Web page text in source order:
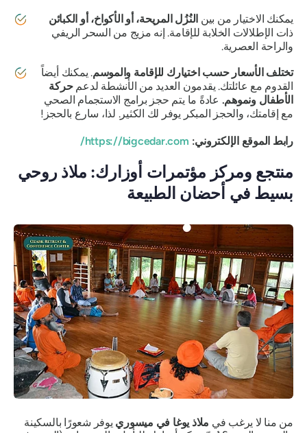
يمكنك الاختيار من بينالنُزُل المريحة، أو الأكواخ، أو الكبائن
ذات الإطلالات الخلابة للإقامة. إنه مزيج من السحر الريفي
والراحة العصرية.
تختلف الأسعار حسب اختيارك للإقامة والموسم. يمكنك أيضاً
القدوم مع عائلتك. يقدمون العديد من الأنشطة لدعمحركة
الأطفال ونموهم.عادةً ما يتم حجز برامج الاستجمام الصحي
مع إقامتك، والحجز المبكر يوفر لك الكثير. لذا، سارع بالحجز!
رابط الموقع الإلكتروني:https://bigcedar.com/
منتجع ومركز مؤتمرات أوزارك: ملاذ روحي
بسيط في أحضان الطبيعة
من منا لا يرغب في ملاذ يوغا في ميسورييوفر شعورًا بالسكينة